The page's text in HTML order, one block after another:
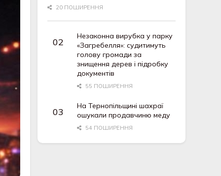
20 ПОШИРЕННЯ
Незаконна вирубка у парку
«Загребелля»: судитимуть
голову громади за
знищення дерев і підробку
документів
55 ПОШИРЕННЯ
На Тернопільщині шахраї
ошукали продавчиню меду
54 ПОШИРЕННЯ